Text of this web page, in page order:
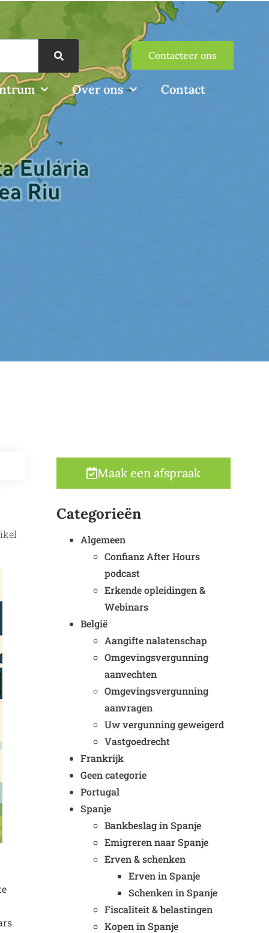
Contacteer ons
Over ons Contact
Maak een afspraak
Categorieën
Algemeen
Confianz After Hours
podcast
Erkende opleidingen &
Webinars
België
Aangifte nalatenschap
Omgevingsvergunning
aanvechten
Omgevingsvergunning
aanvragen
Uw vergunning geweigerd
Vastgoedrecht
Frankrijk
Geen categorie
Portugal
Spanje
Bankbeslag in Spanje
Emigreren naar Spanje
Erven & schenken
Erven in Spanje
Schenken in Spanje
Fiscaliteit & belastingen
Kopen in Spanje